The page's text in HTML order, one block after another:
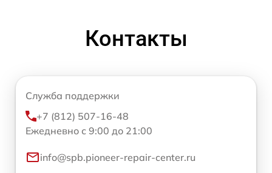
Контакты
Служба поддержки
+7 (812) 507-16-48
Ежедневно с 9:00 до 21:00
info@spb.pioneer-repair-center.ru